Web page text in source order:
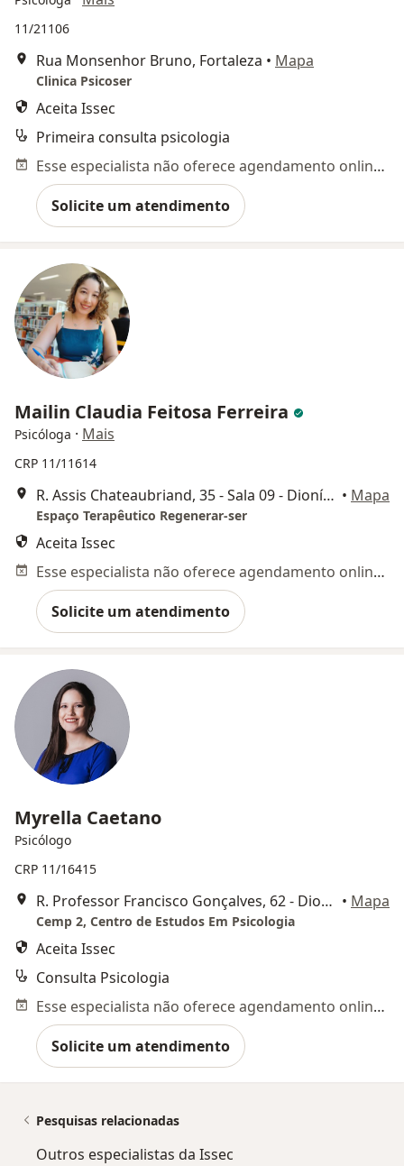
11/21106
Rua Monsenhor Bruno, Fortaleza • Mapa
Clinica Psicoser
Aceita Issec
Primeira consulta psicologia
Esse especialista não oferece agendamento online para esse endereço.
Solicite um atendimento
Mailin Claudia Feitosa Ferreira
Psicóloga · Mais
CRP 11/11614
R. Assis Chateaubriand, 35 - Sala 09 - Dionísio Torres, Fortaleza • Mapa
Espaço Terapêutico Regenerar-ser
Aceita Issec
Esse especialista não oferece agendamento online para esse endereço.
Solicite um atendimento
Myrella Caetano
Psicólogo
CRP 11/16415
R. Professor Francisco Gonçalves, 62 - Dionísio Torres, Fortaleza • Mapa
Cemp 2, Centro de Estudos Em Psicologia
Aceita Issec
Consulta Psicologia
Esse especialista não oferece agendamento online para esse endereço.
Solicite um atendimento
Pesquisas relacionadas
Outros especialistas da Issec